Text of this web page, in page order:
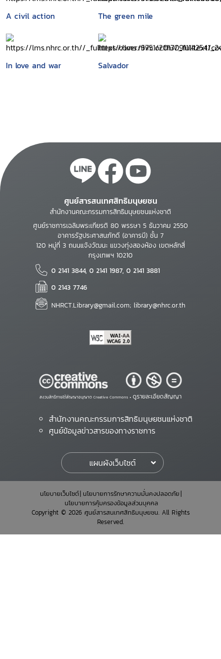
A civil action The green mile
In love and war Salvador
ศูนย์สารสนเทศสิทธิมนุษยชน
สำนักงานคณะกรรมการสิทธิมนุษยชนแห่งชาติ
ศูนย์ราชการเฉลิมพระเกียรติ 80 พรรษา 5 ธันวาคม 2550
อาคารรัฐประศาสนภักดี (อาคารบี) ชั้น 7
120 หมู่ที่ 3 ถนนแจ้งวัฒนะ แขวงทุ่งสองห้อง เขตหลักสี่
กรุงเทพฯ 10210
0 2141 3844, 0 2141 1987, 0 2141 3881
0 2143 7746
NHRCT.Library@gmail.com; library@nhrc.or.th
สงวนสิทธิ์ภายใต้สัญญาอนุญาต Creative Commons • ดูรายละเอียดสัญญา
สำนักงานคณะกรรมการสิทธิมนุษยชนแห่งชาติ
ศูนย์ข้อมูลข่าวสารของทางราชการ
แผนผังเว็บไซต์
นโยบายเว็บไซต์ นโยบายการรักษาความมั่นคงปลอดภัย
นโยบายการคุ้มครองข้อมูลส่วนบุคคล
Copyright © 2026 ศูนย์สารสนเทศสิทธิมนุษยชน. All Rights
Reserved.